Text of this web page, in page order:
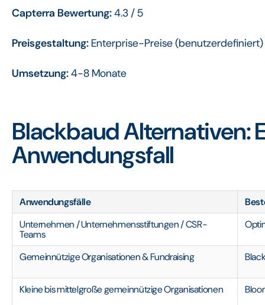
Capterra Bewertung:4.3 / 5
Preisgestaltung: Enterprise-Preise (benutzerdefiniert)
Umsetzung:4-8 Monate
Blackbaud Alternativen:
Anwendungsfall
Anwendungsfälle
Unternehmen / Unternehmensstiftungen / CSR-
Teams
Gemeinnützige Organisationen & Fundraising
Kleine bis mittelgroße gemeinnützige Organisationen